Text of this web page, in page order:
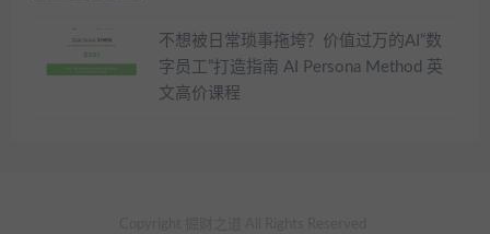
不想被日常琐事拖垮？价值过万的AI“数
字员工”打造指南 AI Persona Method 英
文高价课程